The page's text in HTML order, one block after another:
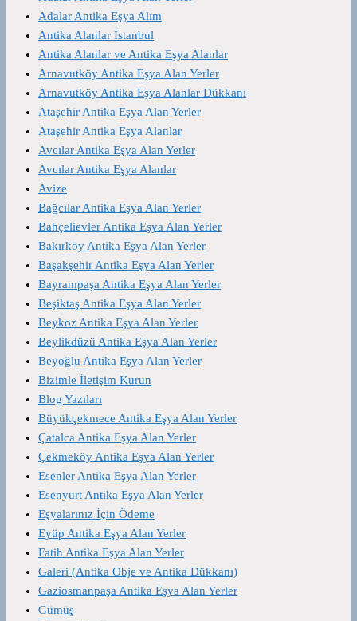
Adalar Antika Eşya Alım
Antika Alanlar İstanbul
Antika Alanlar ve Antika Eşya Alanlar
Arnavutköy Antika Eşya Alan Yerler
Arnavutköy Antika Eşya Alanlar Dükkanı
Ataşehir Antika Eşya Alan Yerler
Ataşehir Antika Eşya Alanlar
Avcılar Antika Eşya Alan Yerler
Avcılar Antika Eşya Alanlar
Avize
Bağcılar Antika Eşya Alan Yerler
Bahçelievler Antika Eşya Alan Yerler
Bakırköy Antika Eşya Alan Yerler
Başakşehir Antika Eşya Alan Yerler
Bayrampaşa Antika Eşya Alan Yerler
Beşiktaş Antika Eşya Alan Yerler
Beykoz Antika Eşya Alan Yerler
Beylikdüzü Antika Eşya Alan Yerler
Beyoğlu Antika Eşya Alan Yerler
Bizimle İletişim Kurun
Blog Yazıları
Büyükçekmece Antika Eşya Alan Yerler
Çatalca Antika Eşya Alan Yerler
Çekmeköy Antika Eşya Alan Yerler
Esenler Antika Eşya Alan Yerler
Esenyurt Antika Eşya Alan Yerler
Eşyalarınız İçin Ödeme
Eyüp Antika Eşya Alan Yerler
Fatih Antika Eşya Alan Yerler
Galeri (Antika Obje ve Antika Dükkanı)
Gaziosmanpaşa Antika Eşya Alan Yerler
Gümüş